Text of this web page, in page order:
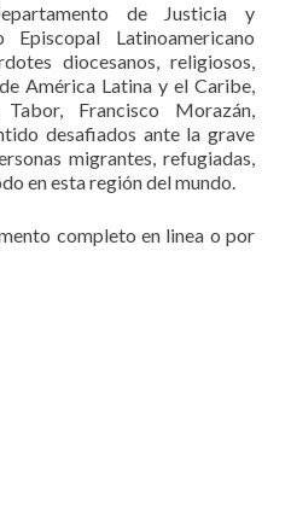
de Justicia y
Latinoamericano
diocesanos, religiosos,
América Latina y el Caribe,
Francisco Morazán,
desafiados ante la grave
migrantes, refugiadas,
en esta región del mundo.
completo en linea o por